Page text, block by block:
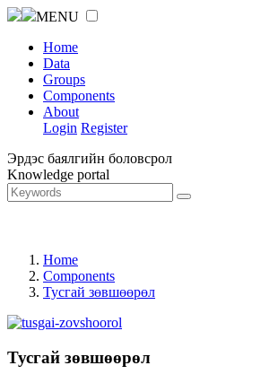
MENU
Home
Data
Groups
Components
About
Login Register
Эрдэс баялгийн боловсрол
Knowledge portal
Home
Components
Тусгай зөвшөөрөл
Тусгай зөвшөөрөл